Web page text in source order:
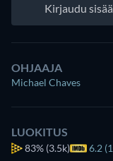
Kirjaudu
OHJAAJA
Michael Chaves
LUOKITUS
83% (3.5k) 6.2